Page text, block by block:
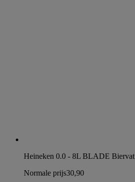
Heineken 0.0 - 8L BLADE Biervat
Normale prijs30,90